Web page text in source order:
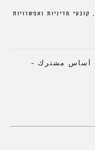
מדיניות ואפשרויות
– أساس مشترك –